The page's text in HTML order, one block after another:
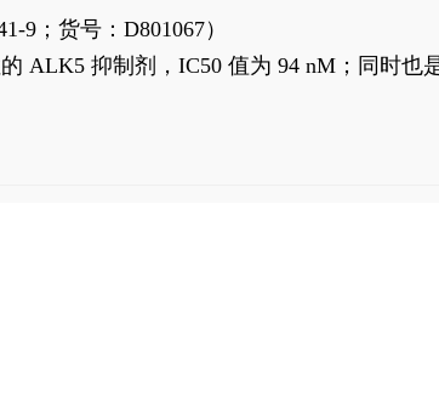
9；货号：D801067）
ALK5 抑制剂，IC50 值为 94 nM；同时也